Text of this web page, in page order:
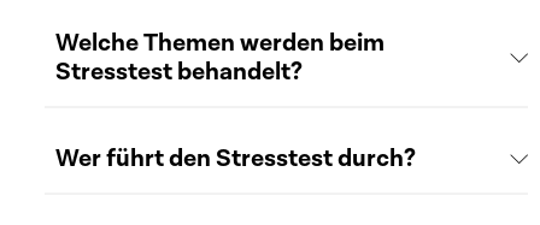
Welche Themen werden beim
Stresstest behandelt?
Wer führt den Stresstest durch?